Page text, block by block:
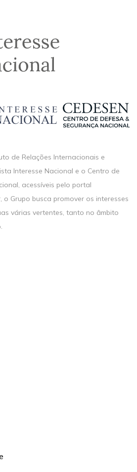
de Relações Internacionais e
Interesse Nacional e o Centro de
acessíveis pelo portal
o Grupo busca promover os interesses
várias vertentes, tanto no âmbito